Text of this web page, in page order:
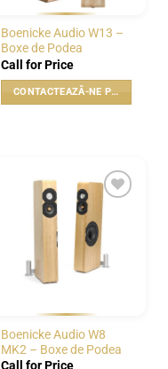
Boenicke Audio W13 –
Boxe de Podea
Call for Price
CONTACTEAZĂ-NE PENTRU PREȚ
WISHLIST
Boenicke Audio W8
MK2 – Boxe de Podea
Call for Price